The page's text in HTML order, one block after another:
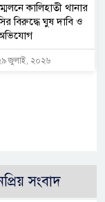
কালিহাতী থানার
বিরুদ্ধে ঘুষ দাবি ও
জুলাই, ২০২৬
সংবাদ